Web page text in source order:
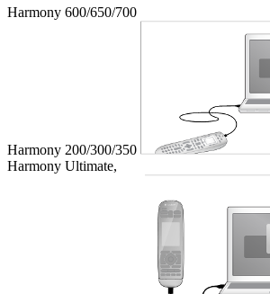
Harmony 600/650/700
Harmony 200/300/350
Harmony Ultimate,